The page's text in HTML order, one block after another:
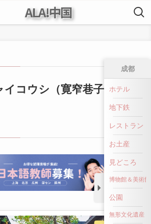
ALA!中国
コウシ（寛窄巷子） ｜
成都
ホテル
地下鉄
レストラン
お土産
見どころ
博物館＆美術館
公園
無形文化遺産